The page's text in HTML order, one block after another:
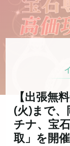
【出張無
(火)まで
チナ、宝
取」を開